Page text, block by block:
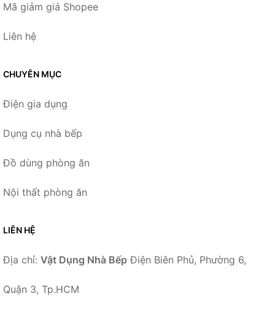
Mã giảm giá Shopee
Liên hệ
CHUYÊN MỤC
Điện gia dụng
Dụng cụ nhà bếp
Đồ dùng phòng ăn
Nội thất phòng ăn
LIÊN HỆ
Địa chỉ: Vật Dụng Nhà Bếp Điện Biên Phủ, Phường 6,
Quận 3, Tp.HCM